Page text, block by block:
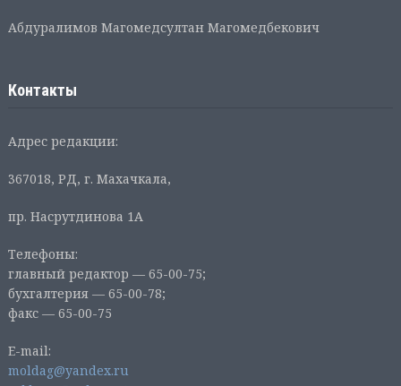
Абдуралимов Магомедсултан Магомедбекович
Контакты
Адрес редакции:
367018, РД, г. Махачкала,
пр. Насрутдинова 1А
Телефоны:
главный редактор — 65-00-75;
бухгалтерия — 65-00-78;
факс — 65-00-75
E-mail:
moldag@yandex.ru